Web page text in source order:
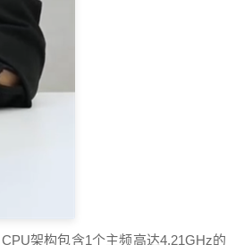
架构包含1个主频高达4.21GHz的